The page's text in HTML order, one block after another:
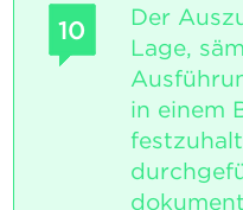
10
Der
Lage,
in einem